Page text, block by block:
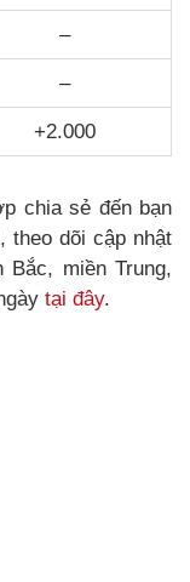
–
–
+2.000
chia sẻ đến bạn
, theo dõi cập nhật
miền Trung,
tại đây.